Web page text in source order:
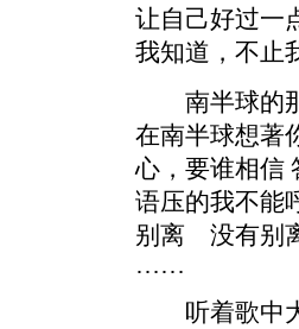
让自己好过一
我知道，不止
南半球的那
在南半球想著
心，要谁相信
语压的我不能
别离 没有别
……
听着歌中大